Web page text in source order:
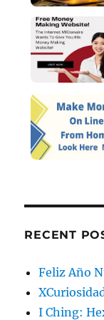
RECENT
Feliz Año
I Ching: